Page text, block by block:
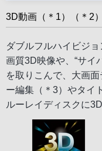
3D動画（＊1）（＊2
ダブルフルハイビジ
画質3D映像や、“サイ
を取りこんで、大画
ー編集（＊3）やタイ
ルーレイディスクに